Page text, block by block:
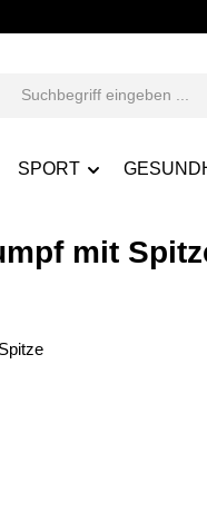
SPORT
mit